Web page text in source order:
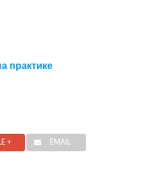
практике
+ EMAIL